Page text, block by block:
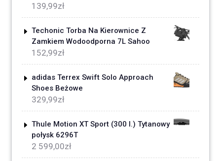
139,99zł
Techonic Torba Na Kierownice Z
Zamkiem Wodoodporna 7L Sahoo
152,99zł
adidas Terrex Swift Solo Approach
Shoes Beżowe
329,99zł
Thule Motion XT Sport (300 l.) Tytanowy
połysk 6296T
2 599,00zł